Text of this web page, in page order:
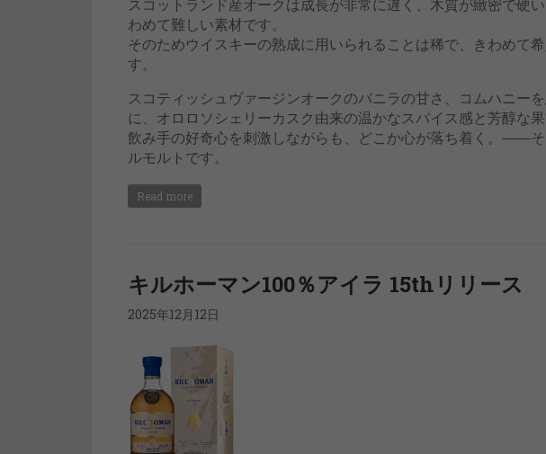
スコットランド産オークは成長が非常に遅く、木質が緻密で硬
わめて難しい素材です。
そのためウイスキーの熟成に用いられることは稀で、きわめて
す。
スコティッシュヴァージンオークのバニラの甘さ、コムハニー
に、オロロソシェリーカスク由来の温かなスパイス感と芳醇な
飲み手の好奇心を刺激しながらも、どこか心が落ち着く。――
ルモルトです。
Read more
キルホーマン100％アイラ 15thリリース
2025年12月12日